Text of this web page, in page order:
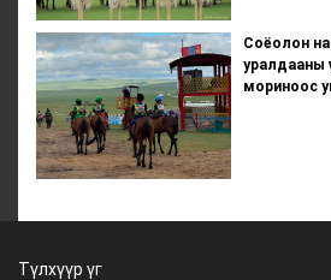
Соёолон
уралдааны
мориноос
Түлхүүр үг